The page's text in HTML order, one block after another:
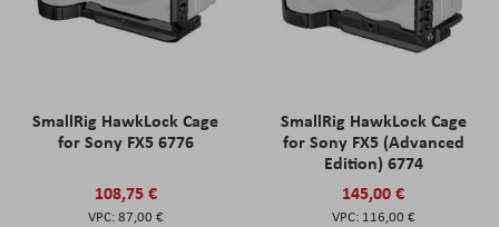
SmallRig HawkLock Cage
for Sony FX5 6776
108,75 €
87,00 €
SmallRig HawkLock Cage
for Sony FX5 (Advanced
Edition) 6774
145,00 €
116,00 €